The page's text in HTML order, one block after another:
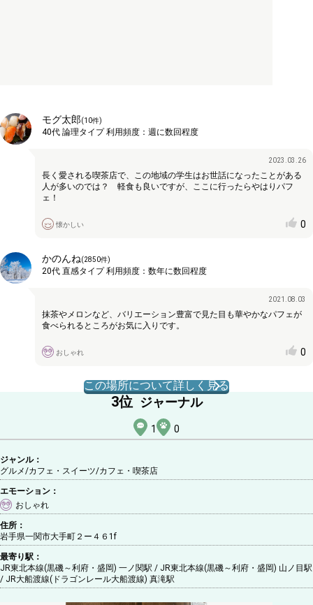
モグ太郎(10件)
40代 論理タイプ利用頻度： 週に数回程度
2023.03.26
長く愛される喫茶店で、この地域の学生はお世話になったことがある
人が多いのでは？ 軽食も良いですが、ここに行ったらやはりパフ
ェ！
懐かしい 0
かのんね(2850件)
20代 直感タイプ利用頻度： 数年に数回程度
2021.08.03
抹茶やメロンなど、バリエーション豊富で見た目も華やかなパフェが
食べられるところがお気に入りです。
おしゃれ 0
この場所について詳しく見る
3位 ジャーナル
1 0
ジャンル：
グルメ/カフェ・スイーツ/カフェ・喫茶店
エモーション：
おしゃれ
住所：
岩手県一関市大手町２ー４６1f
最寄り駅：
JR東北本線(黒磯～利府・盛岡) 一ノ関駅 / JR東北本線(黒磯～利府・盛岡) 山ノ目駅
/ JR大船渡線(ドラゴンレール大船渡線) 真滝駅